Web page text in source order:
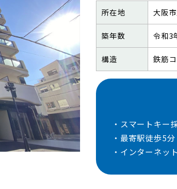
所在地 大阪
築年数 令和3
構造 鉄筋
・スマートキー
・最寄駅徒歩5分
・インターネッ